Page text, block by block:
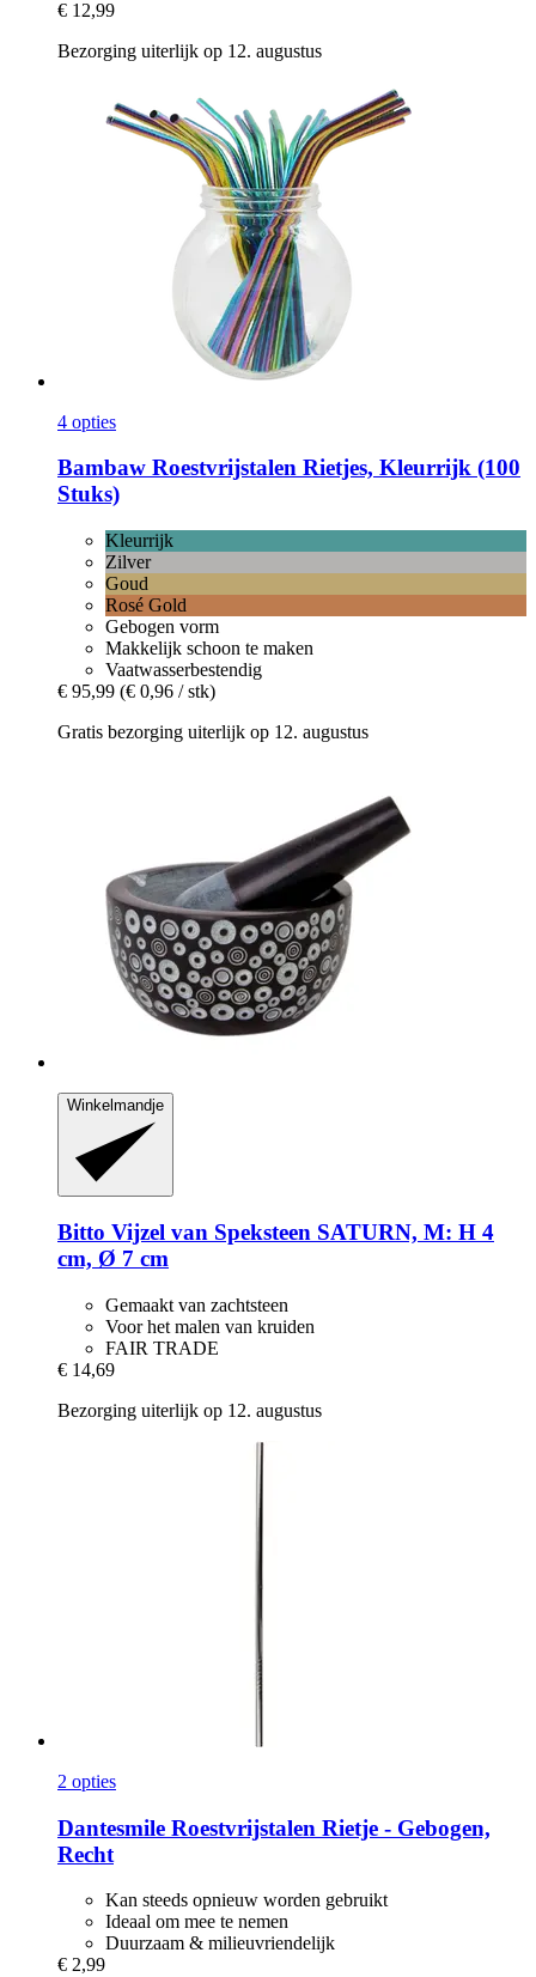
€ 12,99
Bezorging uiterlijk op 12. augustus
4 opties
Bambaw Roestvrijstalen Rietjes, Kleurrijk (100
Stuks)
Kleurrijk
Zilver
Goud
Rosé Gold
Gebogen vorm
Makkelijk schoon te maken
Vaatwasserbestendig
€ 95,99 (€ 0,96 / stk)
Gratis bezorging uiterlijk op 12. augustus
Winkelmandje
Bitto Vijzel van Speksteen SATURN, M: H 4
cm, Ø 7 cm
Gemaakt van zachtsteen
Voor het malen van kruiden
FAIR TRADE
€ 14,69
Bezorging uiterlijk op 12. augustus
2 opties
Dantesmile Roestvrijstalen Rietje -​ Gebogen,
Recht
Kan steeds opnieuw worden gebruikt
Ideaal om mee te nemen
Duurzaam & milieuvriendelijk
€ 2,99